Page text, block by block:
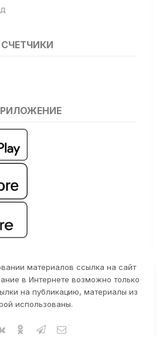
СЧЕТЧИКИ
материалов ссылка на сайт
в Интернете возможно только
на публикацию, материалы из
использованы.